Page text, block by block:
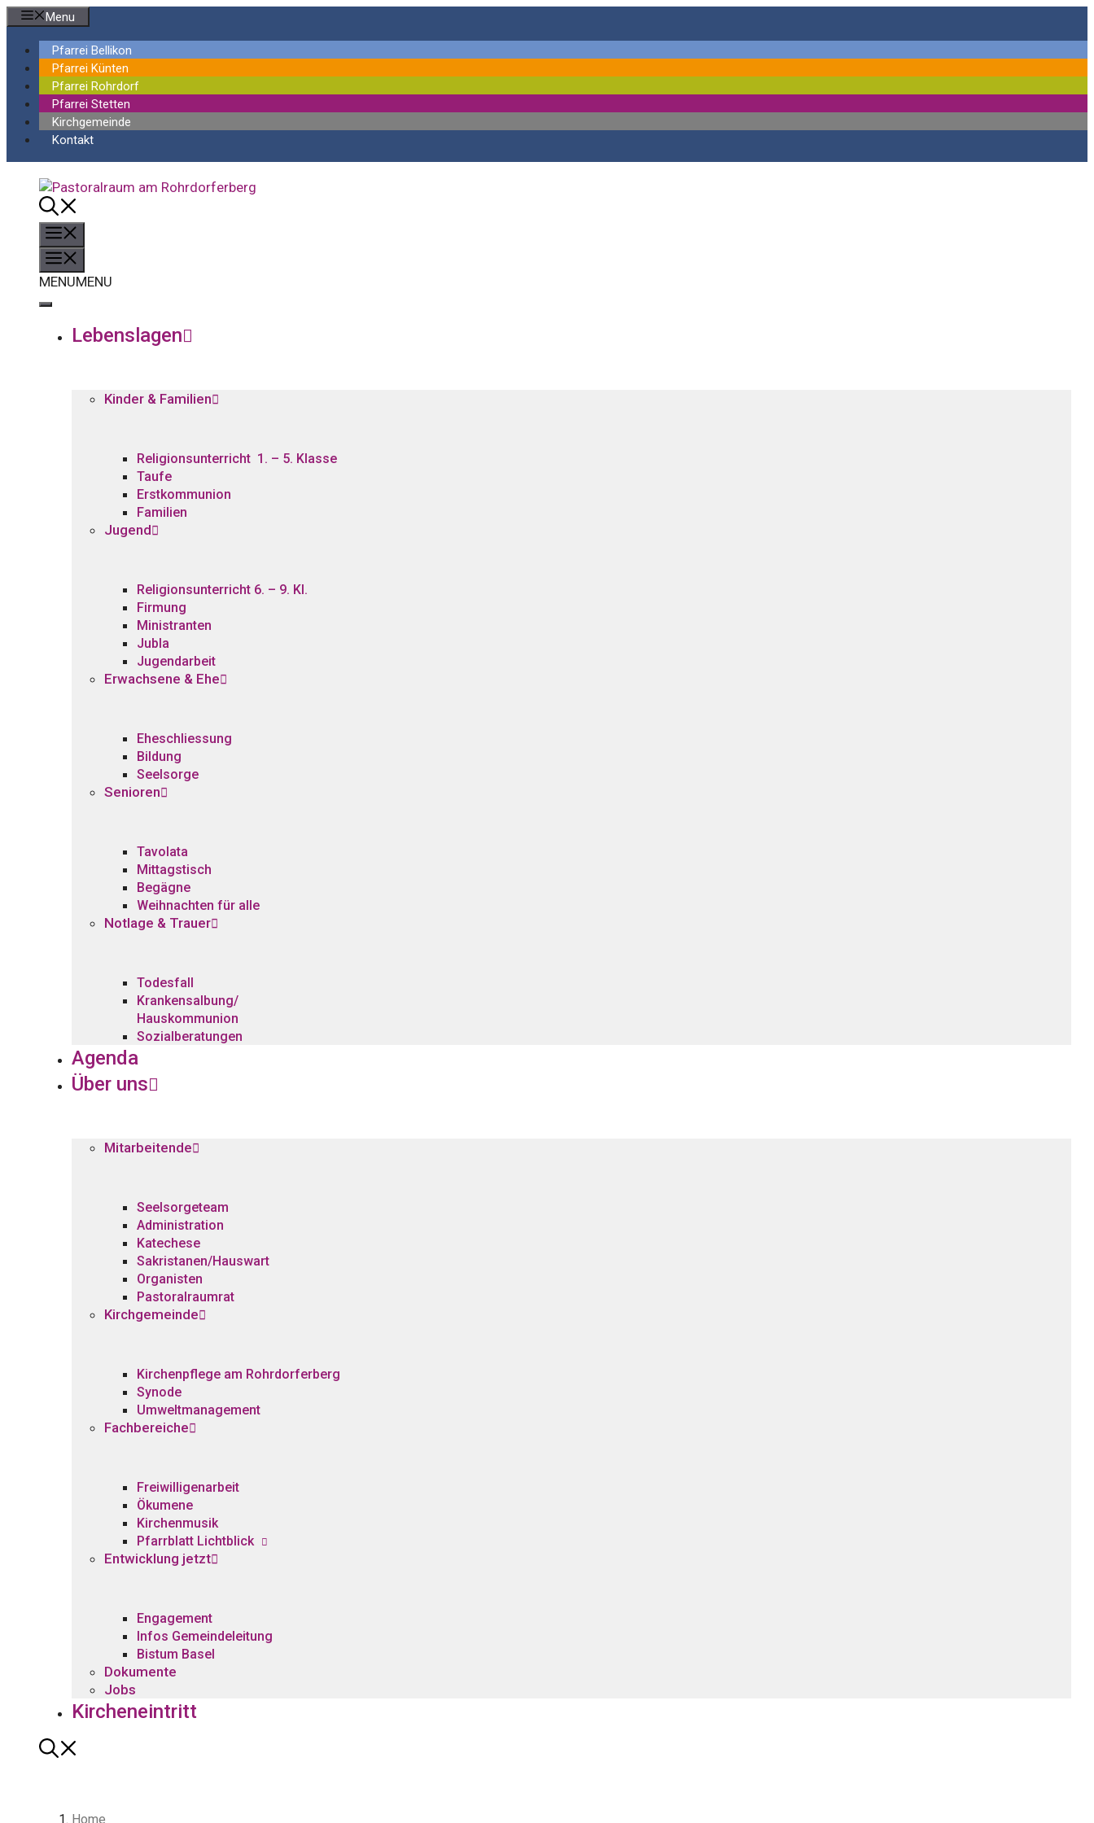
Springe
Inhalt
Menu
Pfarrei Bellikon
Pfarrei Künten
Pfarrei Rohrdorf
Pfarrei Stetten
Kirchgemeinde
Kontakt
MENUMENU
Lebenslagen
Kinder & Familien
Religionsunterricht 1. – 5. Klasse
Taufe
Erstkommunion
Familien
Jugend
Religionsunterricht 6. – 9. Kl.
Firmung
Ministranten
Jubla
Jugendarbeit
Erwachsene & Ehe
Eheschliessung
Bildung
Seelsorge
Senioren
Tavolata
Mittagstisch
Begägne
Weihnachten für alle
Notlage & Trauer
Todesfall
Krankensalbung/
Hauskommunion
Sozialberatungen
Agenda
Über uns
Mitarbeitende
Seelsorgeteam
Administration
Katechese
Sakristanen/Hauswart
Organisten
Pastoralraumrat
Kirchgemeinde
Kirchenpflege am Rohrdorferberg
Synode
Umweltmanagement
Fachbereiche
Freiwilligenarbeit
Ökumene
Kirchenmusik
Pfarrblatt Lichtblick
Entwicklung jetzt
Engagement
Infos Gemeindeleitung
Bistum Basel
Dokumente
Jobs
Kircheneintritt
Home